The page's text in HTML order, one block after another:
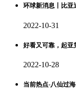
环球新消息丨比亚
2022-10-31
好看又可靠，起亚
2022-10-28
当前热点-八仙过